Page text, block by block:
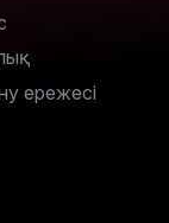
ережесі